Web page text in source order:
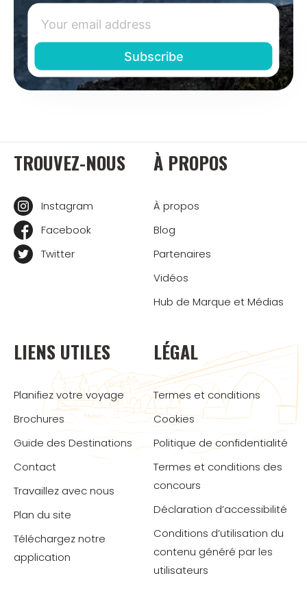
TROUVEZ-NOUS
Instagram
Facebook
Twitter
À PROPOS
À propos
Blog
Partenaires
Vidéos
Hub de Marque et Médias
LIENS UTILES
Planifiez votre voyage
Brochures
Guide des Destinations
Contact
Travaillez avec nous
Plan du site
Téléchargez notre
application
LÉGAL
Termes et conditions
Cookies
Politique de confidentialité
Termes et conditions des
concours
Déclaration d’accessibilité
Conditions d’utilisation du
contenu généré par les
utilisateurs